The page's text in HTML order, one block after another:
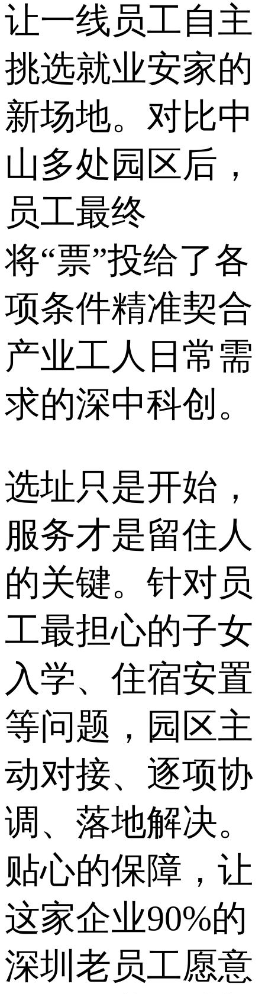
让一线员工自主
挑选就业安家的
新场地。对比中
山多处园区后，
员工最终
将“票”投给了各
项条件精准契合
产业工人日常需
求的深中科创。
选址只是开始，
服务才是留住人
的关键。针对员
工最担心的子女
入学、住宿安置
等问题，园区主
动对接、逐项协
调、落地解决。
贴心的保障，让
这家企业90%的
深圳老员工愿意